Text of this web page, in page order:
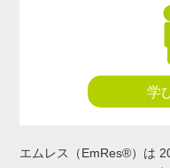
学
エムレス（EmRes®）は